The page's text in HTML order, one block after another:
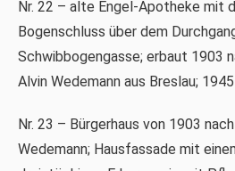
Nr. 22 – alte Engel-Apotheke mit
Bogenschluss über dem
Schwibbogengasse; erbaut 1903
Alvin Wedemann aus Breslau;
Nr. 23 – Bürgerhaus von 1903
Wedemann; Hausfassade mit